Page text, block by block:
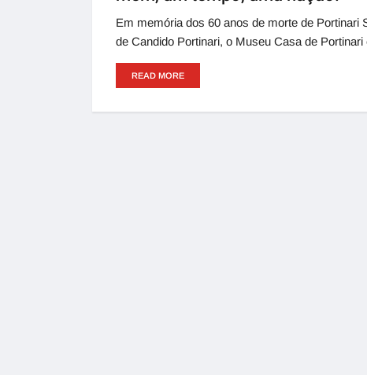
Em memória dos 60 anos de morte de Portinari
de Candido Portinari, o Museu Casa de
READ MORE